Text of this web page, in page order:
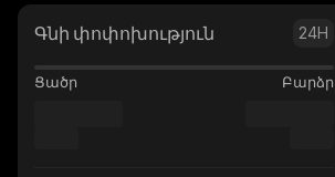
Գնի փոփոխություն 24H
Ցածր Բարձր